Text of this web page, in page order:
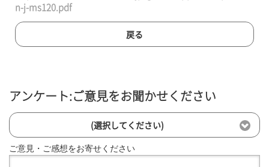
n-j-ms120.pdf
戻る
アンケート:ご意見をお聞かせください
(選択してください)
ご意見・ご感想をお寄せください